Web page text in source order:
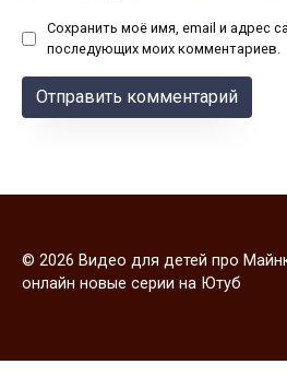
Сохранить моё имя, email и адрес
последующих моих комментариев.
© 2026 Видео для детей про
онлайн новые серии на Ютуб